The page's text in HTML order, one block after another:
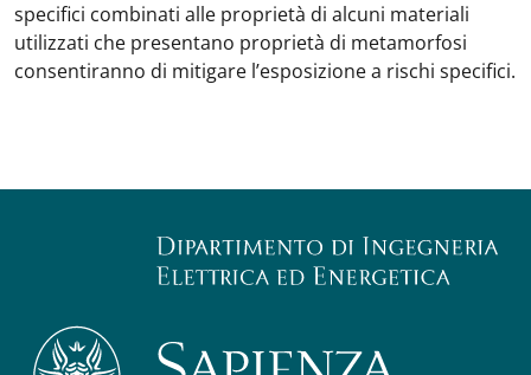
specifici combinati alle proprietà di alcuni materiali
utilizzati che presentano proprietà di metamorfosi
consentiranno di mitigare l’esposizione a rischi specifici.